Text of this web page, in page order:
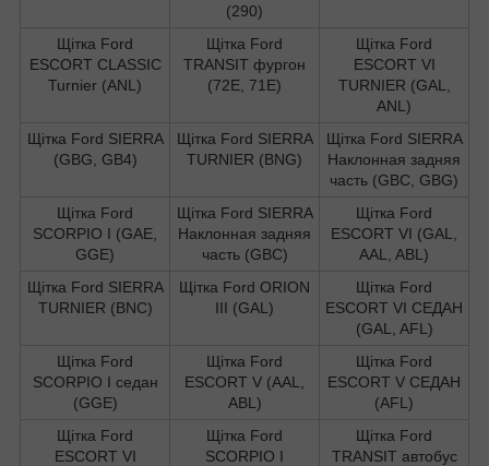
(290)
Щітка Ford
ESCORT CLASSIC
Turnier (ANL)
Щітка Ford
TRANSIT фургон
(72E, 71E)
Щітка Ford
ESCORT VI
TURNIER (GAL,
ANL)
Щітка Ford SIERRA
(GBG, GB4)
Щітка Ford SIERRA
TURNIER (BNG)
Щітка Ford SIERRA
Наклонная задняя
часть (GBC, GBG)
Щітка Ford
SCORPIO I (GAE,
GGE)
Щітка Ford SIERRA
Наклонная задняя
часть (GBC)
Щітка Ford
ESCORT VI (GAL,
AAL, ABL)
Щітка Ford SIERRA
TURNIER (BNC)
Щітка Ford ORION
III (GAL)
Щітка Ford
ESCORT VI СЕДАН
(GAL, AFL)
Щітка Ford
SCORPIO I седан
(GGE)
Щітка Ford
ESCORT V (AAL,
ABL)
Щітка Ford
ESCORT V СЕДАН
(AFL)
Щітка Ford
ESCORT VI
Щітка Ford
SCORPIO I
Щітка Ford
TRANSIT автобус